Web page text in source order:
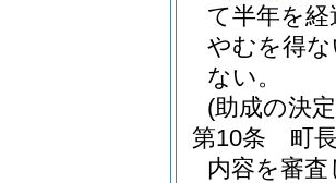
て半年を
やむを得
ない。
(助成の決
第10条
町
内容を審